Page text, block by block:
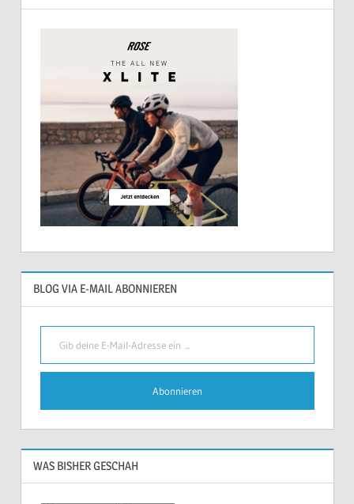
BLOG VIA E-MAIL ABONNIEREN
Gib deine E-Mail-Adresse ein ...
Abonnieren
WAS BISHER GESCHAH